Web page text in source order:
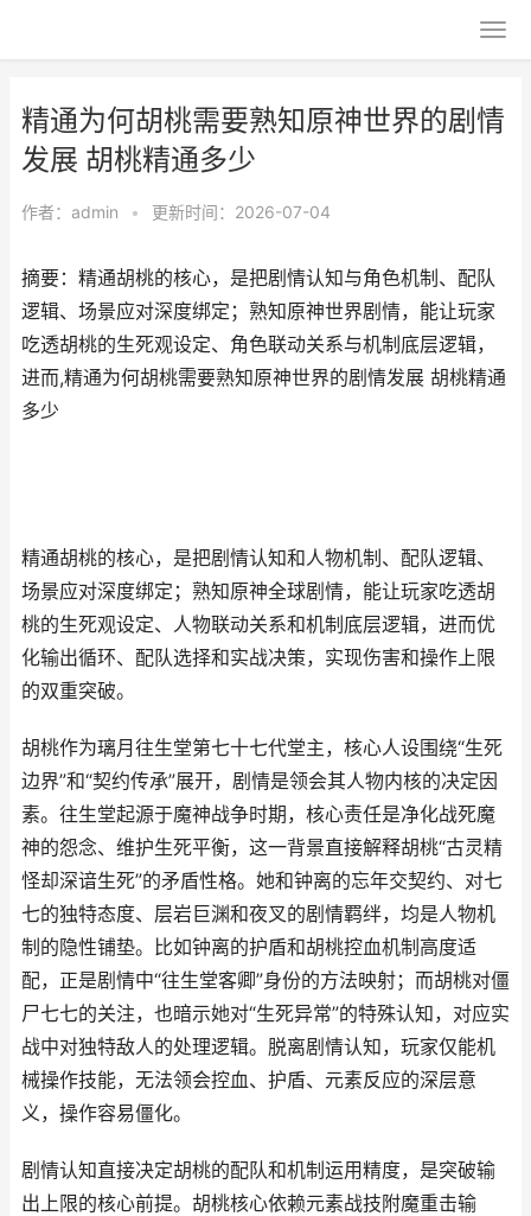
精通为何胡桃需要熟知原神世界的剧情
发展 胡桃精通多少
作者： admin • 更新时间：2026-07-04
摘要：精通胡桃的核心，是把剧情认知与角色机制、配队
逻辑、场景应对深度绑定；熟知原神世界剧情，能让玩家
吃透胡桃的生死观设定、角色联动关系与机制底层逻辑，
进而,精通为何胡桃需要熟知原神世界的剧情发展 胡桃精通
多少
精通胡桃的核心，是把剧情认知和人物机制、配队逻辑、
场景应对深度绑定；熟知原神全球剧情，能让玩家吃透胡
桃的生死观设定、人物联动关系和机制底层逻辑，进而优
化输出循环、配队选择和实战决策，实现伤害和操作上限
的双重突破。
胡桃作为璃月往生堂第七十七代堂主，核心人设围绕“生死
边界”和“契约传承”展开，剧情是领会其人物内核的决定因
素。往生堂起源于魔神战争时期，核心责任是净化战死魔
神的怨念、维护生死平衡，这一背景直接解释胡桃“古灵精
怪却深谙生死”的矛盾性格。她和钟离的忘年交契约、对七
七的独特态度、层岩巨渊和夜叉的剧情羁绊，均是人物机
制的隐性铺垫。比如钟离的护盾和胡桃控血机制高度适
配，正是剧情中“往生堂客卿”身份的方法映射；而胡桃对僵
尸七七的关注，也暗示她对“生死异常”的特殊认知，对应实
战中对独特敌人的处理逻辑。脱离剧情认知，玩家仅能机
械操作技能，无法领会控血、护盾、元素反应的深层意
义，操作容易僵化。
剧情认知直接决定胡桃的配队和机制运用精度，是突破输
出上限的核心前提。胡桃核心依赖元素战技附魔重击输